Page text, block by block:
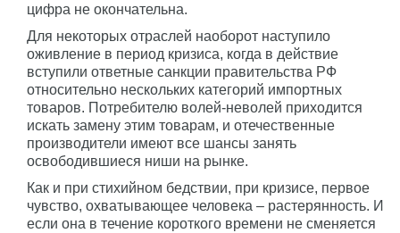
цифра не окончательна.
Для некоторых отраслей наоборот наступило
оживление в период кризиса, когда в действие
вступили ответные санкции правительства РФ
относительно нескольких категорий импортных
товаров. Потребителю волей-неволей приходится
искать замену этим товарам, и отечественные
производители имеют все шансы занять
освободившиеся ниши на рынке.
Как и при стихийном бедствии, при кризисе, первое
чувство, охватывающее человека – растерянность. И
если она в течение короткого времени не сменяется